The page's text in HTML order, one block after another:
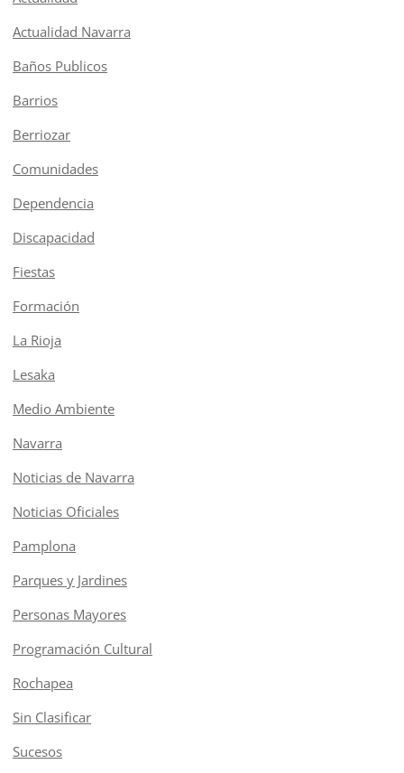
Actualidad Navarra
Baños Publicos
Barrios
Berriozar
Comunidades
Dependencia
Discapacidad
Fiestas
Formación
La Rioja
Lesaka
Medio Ambiente
Navarra
Noticias de Navarra
Noticias Oficiales
Pamplona
Parques y Jardines
Personas Mayores
Programación Cultural
Rochapea
Sin Clasificar
Sucesos